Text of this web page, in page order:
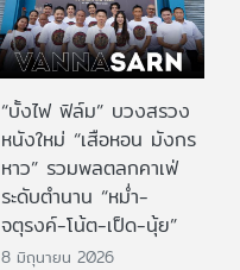
“บั้งไฟ ฟิล์ม” บวงสรวง
หนังใหม่ “เสือหอน มังกร
หาว” รวมพลตลกคาเฟ่
ระดับตำนาน “หม่ำ-
จตุรงค์-โน้ต-เป็ด-นุ้ย”
8 มิถุนายน 2026